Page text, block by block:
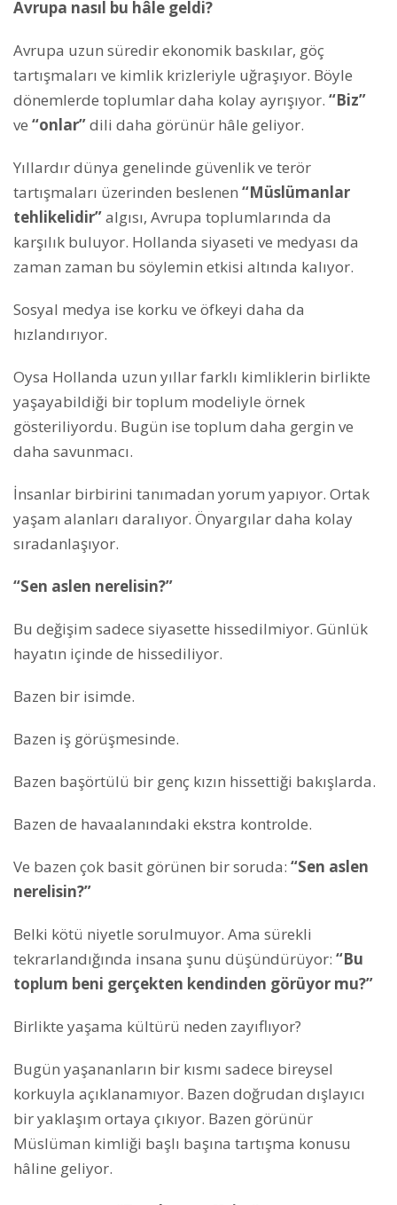
Avrupa nasıl bu hâle geldi?
Avrupa uzun süredir ekonomik baskılar, göç
tartışmaları ve kimlik krizleriyle uğraşıyor. Böyle
dönemlerde toplumlar daha kolay ayrışıyor. “Biz”
ve “onlar”dili daha görünür hâle geliyor.
Yıllardır dünya genelinde güvenlik ve terör
tartışmaları üzerinden beslenen “Müslümanlar
tehlikelidir”algısı, Avrupa toplumlarında da
karşılık buluyor. Hollanda siyaseti ve medyası da
zaman zaman bu söylemin etkisi altında kalıyor.
Sosyal medya ise korku ve öfkeyi daha da
hızlandırıyor.
Oysa Hollanda uzun yıllar farklı kimliklerin birlikte
yaşayabildiği bir toplum modeliyle örnek
gösteriliyordu. Bugün ise toplum daha gergin ve
daha savunmacı.
İnsanlar birbirini tanımadan yorum yapıyor. Ortak
yaşam alanları daralıyor. Önyargılar daha kolay
sıradanlaşıyor.
“Sen aslen nerelisin?”
Bu değişim sadece siyasette hissedilmiyor. Günlük
hayatın içinde de hissediliyor.
Bazen bir isimde.
Bazen iş görüşmesinde.
Bazen başörtülü bir genç kızın hissettiği bakışlarda.
Bazen de havaalanındaki ekstra kontrolde.
Ve bazen çok basit görünen bir soruda: “Sen aslen
nerelisin?”
Belki kötü niyetle sorulmuyor. Ama sürekli
tekrarlandığında insana şunu düşündürüyor: “Bu
toplum beni gerçekten kendinden görüyor mu?”
Birlikte yaşama kültürü neden zayıflıyor?
Bugün yaşananların bir kısmı sadece bireysel
korkuyla açıklanamıyor. Bazen doğrudan dışlayıcı
bir yaklaşım ortaya çıkıyor. Bazen görünür
Müslüman kimliği başlı başına tartışma konusu
hâline geliyor.